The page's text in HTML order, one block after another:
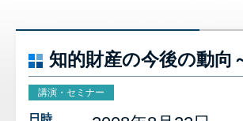
知的財産の今後の動向
講演・セミナー
日時